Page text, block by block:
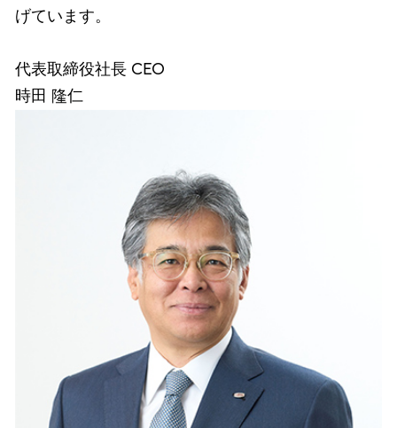
げています。
代表取締役社長 CEO
時田 隆仁